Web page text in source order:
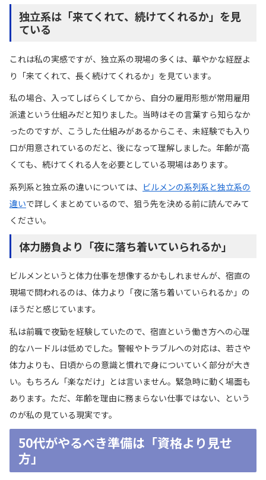
独立系は「来てくれて、続けてくれるか」を見
ている
これは私の実感ですが、独立系の現場の多くは、華やかな経歴よ
り「来てくれて、長く続けてくれるか」を見ています。
私の場合、入ってしばらくしてから、自分の雇用形態が常用雇用
派遣という仕組みだと知りました。当時はその言葉すら知らなか
ったのですが、こうした仕組みがあるからこそ、未経験でも入り
口が用意されているのだと、後になって理解しました。年齢が高
くても、続けてくれる人を必要としている現場はあります。
系列系と独立系の違いについては、 ビルメンの系列系と独立系の
違いで詳しくまとめているので、狙う先を決める前に読んでみて
ください。
体力勝負より「夜に落ち着いていられるか」
ビルメンというと体力仕事を想像するかもしれませんが、宿直の
現場で問われるのは、体力より「夜に落ち着いていられるか」の
ほうだと感じています。
私は前職で夜勤を経験していたので、宿直という働き方への心理
的なハードルは低めでした。警報やトラブルへの対応は、若さや
体力よりも、日頃からの意識と慣れで身についていく部分が大き
い。もちろん「楽なだけ」とは言いません。緊急時に動く場面も
あります。ただ、年齢を理由に務まらない仕事ではない、という
のが私の見ている現実です。
50代がやるべき準備は「資格より見せ
方」